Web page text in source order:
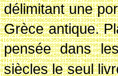
délimitant une
Grèce antique.
pensée dans
siècles le seul